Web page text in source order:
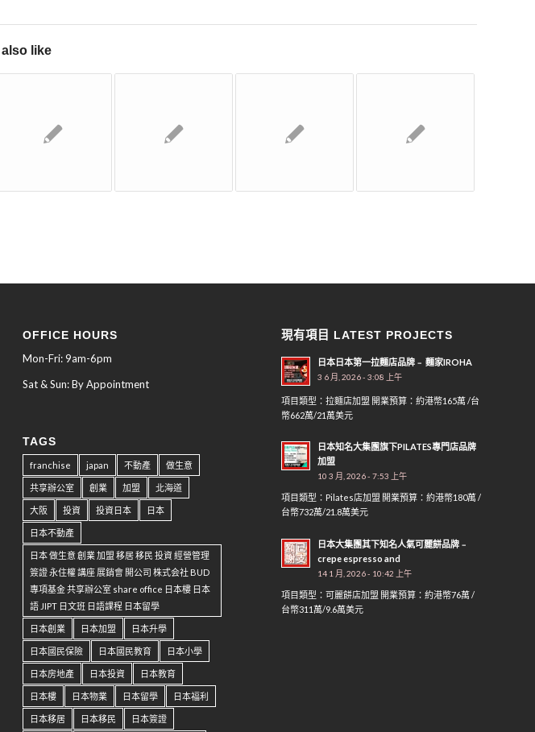
like
OFFICE HOURS
Mon-Fri: 9am-6pm
Sat & Sun: By Appointment
TAGS
franchise japan 不動產 做生意
共享辦公室 創業 加盟 北海道
大阪 投資 投資日本 日本
日本不動產
日本 做生意 創業 加盟 移居 移民 投資 經營管理
簽證 永住權 講座 展銷會 開公司 株式会社 BUD
專項基金 共享辦公室 share office 日本樓 日本
語 JIPT 日文班 日語課程 日本留學
日本創業 日本加盟 日本升學
日本國民保險 日本國民教育 日本小學
日本房地產 日本投資 日本教育
日本樓 日本物業 日本留學 日本福利
日本移居 日本移民 日本簽證
現有項目 LATEST PROJECTS
日本日本第一拉麵店品牌﹣ 麵家IROHA
3 6 月, 2026 - 3:08 上午
項目類型：拉麵店加盟 開業預算：約港幣165萬 /台
幣662萬/21萬美元
日本知名大集團旗下PILATES專門店品牌
加盟
10 3 月, 2026 - 7:53 上午
項目類型：Pilates店加盟 開業預算：約港幣180萬 /
台幣732萬/21.8萬美元
日本大集團其下知名人氣可麗餅品牌﹣
crepe espresso and
14 1 月, 2026 - 10:42 上午
項目類型：可麗餅店加盟 開業預算：約港幣76萬 /
台幣311萬/9.6萬美元